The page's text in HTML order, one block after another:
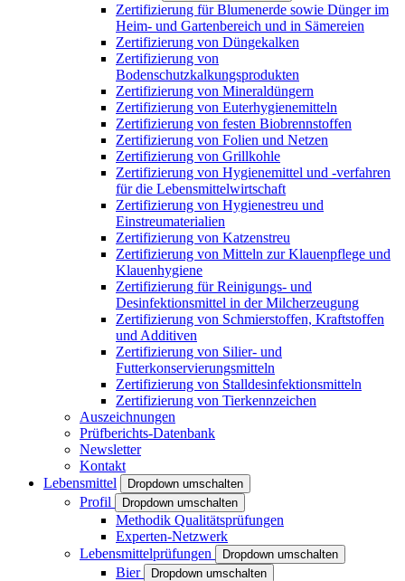
Zertifizierung für Blumenerde sowie Dünger im
Heim- und Gartenbereich und in Sämereien
Zertifizierung von Düngekalken
Zertifizierung von
Bodenschutzkalkungsprodukten
Zertifizierung von Mineraldüngern
Zertifizierung von Euterhygienemitteln
Zertifizierung von festen Biobrennstoffen
Zertifizierung von Folien und Netzen
Zertifizierung von Grillkohle
Zertifizierung von Hygienemittel und -verfahren
für die Lebensmittelwirtschaft
Zertifizierung von Hygienestreu und
Einstreumaterialien
Zertifizierung von Katzenstreu
Zertifizierung von Mitteln zur Klauenpflege und
Klauenhygiene
Zertifizierung für Reinigungs- und
Desinfektionsmittel in der Milcherzeugung
Zertifizierung von Schmierstoffen, Kraftstoffen
und Additiven
Zertifizierung von Silier- und
Futterkonservierungsmitteln
Zertifizierung von Stalldesinfektionsmitteln
Zertifizierung von Tierkennzeichen
Auszeichnungen
Prüfberichts-Datenbank
Newsletter
Kontakt
Lebensmittel
Dropdown umschalten
Profil Dropdown umschalten
Methodik Qualitätsprüfungen
Experten-Netzwerk
Lebensmittelprüfungen
Dropdown umschalten
Bier Dropdown umschalten